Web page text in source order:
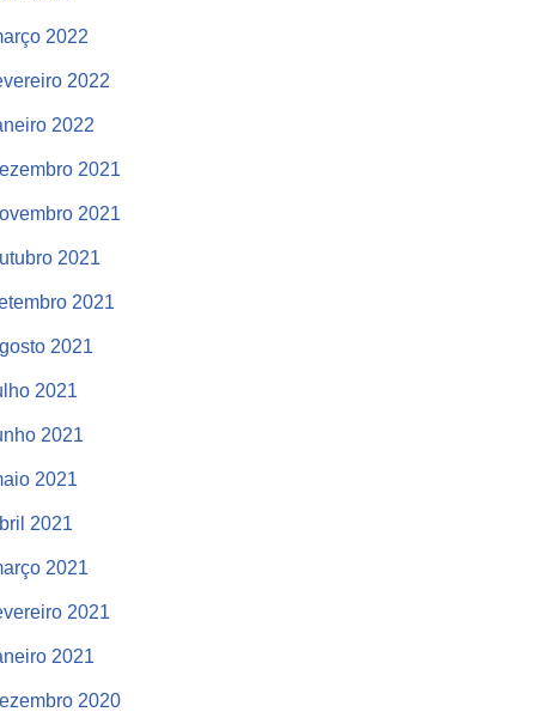
2022
2022
2022
2021
2021
2021
2021
2021
2021
2021
2021
2021
2021
2021
2021
2020